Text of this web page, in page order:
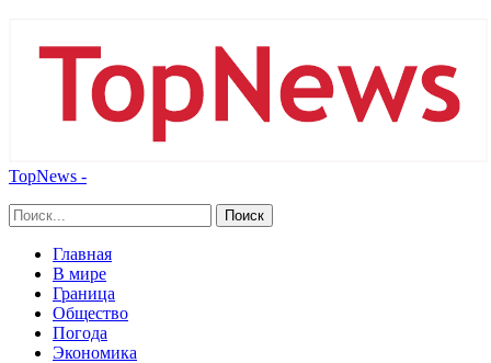
TopNews -
Главная
В мире
Граница
Общество
Погода
Экономика